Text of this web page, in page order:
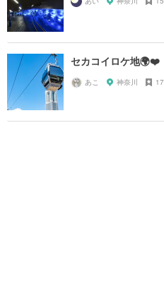
セカコイロケ地🌍❤️
あこ 神奈川 17